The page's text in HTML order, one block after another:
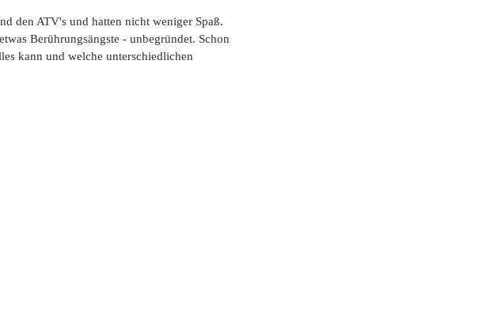
den ATV's und hatten nicht weniger Spaß.
Berührungsängste - unbegründet. Schon
kann und welche unterschiedlichen